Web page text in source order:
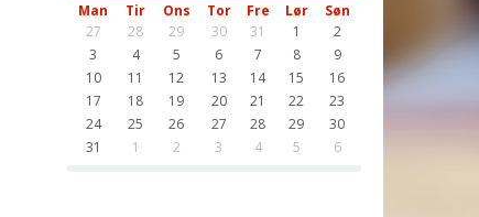
Man Tir Ons Tor Fre Lør
Søn
27
28 29 30 31 1
2
3
4 5 6 7 8
9
10
11 12 13 14 15
16
17
18 19 20 21 22
23
24
25 26 27 28 29
30
31
1 2 3 4 5 6